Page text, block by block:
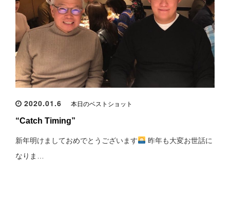
2020.01.6 本日のベストショット
“Catch Timing”
新年明けましておめでとうございます
昨年も大変お世話に
なりま…